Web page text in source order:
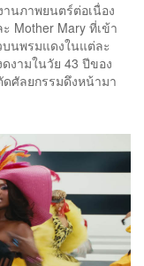
านภาพยนตร์ต่อเนื่อง
Mother Mary ที่เข้า
นพรมแดงในแต่ละ
งามในวัย 43 ปีของ
ดศัลยกรรมดึงหน้ามา